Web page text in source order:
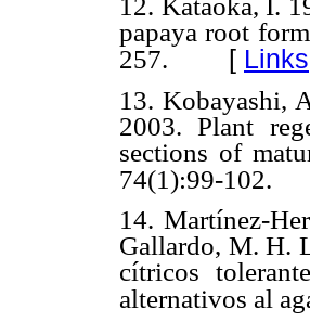
12. Kataoka, I.
papaya root
257. [ Links
13. Kobayashi,
2003. Plant
sections of
74(1):99-102.
14. Martínez-
Gallardo, M. H.
cítricos
alternativos al